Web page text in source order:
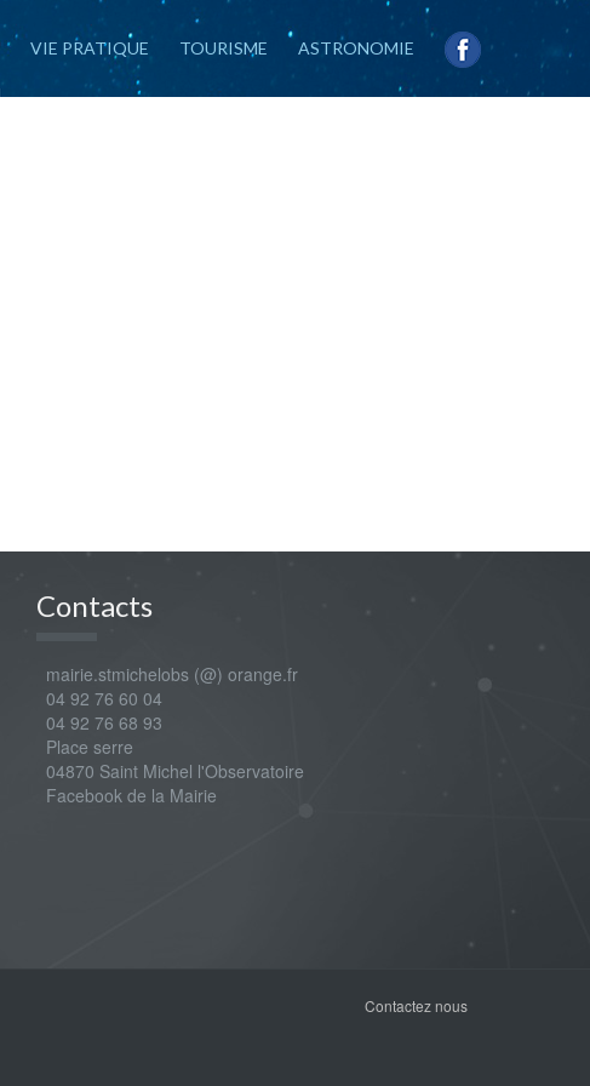
VIE PRATIQUE TOURISME ASTRONOMIE
Contacts
mairie.stmichelobs (@) orange.fr
04 92 76 60 04
04 92 76 68 93
Place serre
04870 Saint Michel l'Observatoire
Facebook de la Mairie
Contactez nous